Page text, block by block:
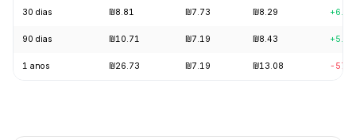
30 dias ₪8.81 ₪7.73 ₪8.29
90 dias ₪10.71 ₪7.19 ₪8.43
1 anos ₪26.73 ₪7.19 ₪13.08 -